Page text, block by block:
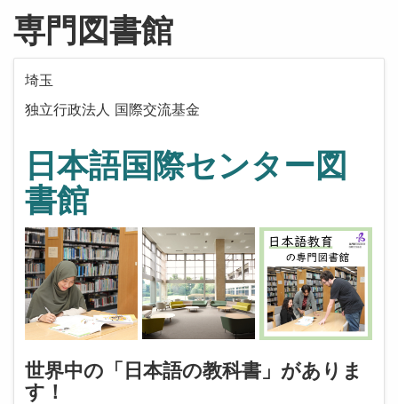
専門図書館
埼玉
独立行政法人 国際交流基金
日本語国際センター図
書館
世界中の「日本語の教科書」がありま
す！